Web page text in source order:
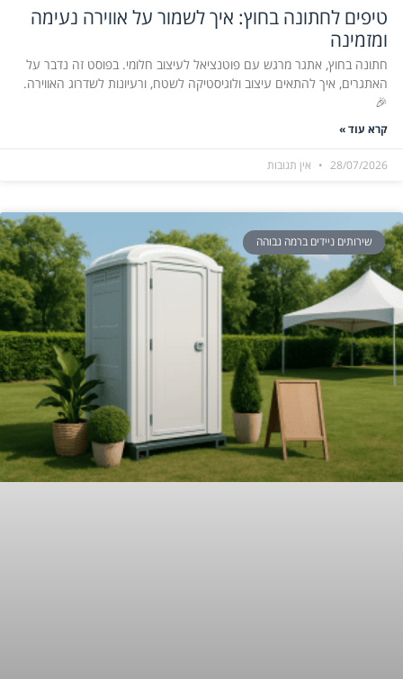
טיפים לחתונה בחוץ: איך לשמור על אווירה נעימה
ומזמינה
חתונה בחוץ, אתגר מרגש עם פוטנציאל לעיצוב חלומי. בפוסט זה נדבר על
האתגרים, איך להתאים עיצוב ולוגיסטיקה לשטח, ורעיונות לשדרוג האווירה.
🎉
קרא עוד »
28/07/2026 אין תגובות
שירותים ניידים ברמה גבוהה